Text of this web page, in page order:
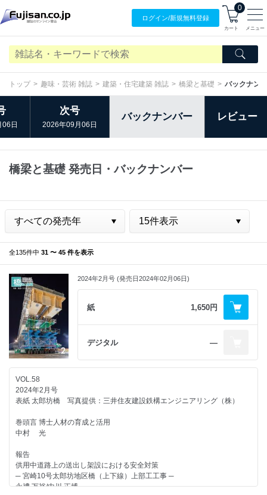
ログイン/新規無料登録
0
カート メニュー
トップ 趣味・芸術 雑誌 建築・住宅建築 雑誌 橋梁と基礎 バックナン
06日
次号
2026年09月06日
バックナンバー レビュー
橋梁と基礎 発売日・バックナンバー
全135件中 31 〜 45 件を表示
2024年2月号 (発売日2024年02月06日)
紙 1,650円
デジタル ―
VOL.58
2024年2月号
表紙 太郎坊橋 写真提供：三井住友建設鉄構エンジニアリング（株）
巻頭言 博士人材の育成と活用
中村 光
報告
供用中道路上の送出し架設における安全対策
─ 宮崎10号太郎坊地区橋（上下線）上部工工事 ─
永禮 万裕/中川 正博